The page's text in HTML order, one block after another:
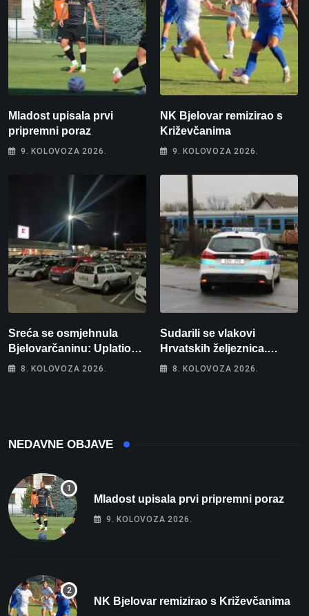
Mladost upisala prvi
pripremni poraz
9. KOLOVOZA 2026.
NK Bjelovar remizirao s
Križevčanima
9. KOLOVOZA 2026.
Sreća se osmjehnula
Bjelovarčaninu: Uplatio
samo 4 eura, a osvojio
8. KOLOVOZA 2026.
Sudarili se vlakovi
Hrvatskih željeznica.
Šestero osoba teško
8. KOLOVOZA 2026.
NEDAVNE OBJAVE
Mladost upisala prvi pripremni poraz
9. KOLOVOZA 2026.
NK Bjelovar remizirao s Križevčanima